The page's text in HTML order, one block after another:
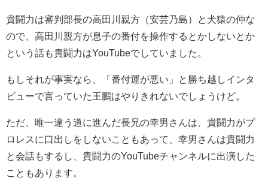
貴闘力は審判部長の高田川親方（安芸乃島）と犬猿の仲な
ので、高田川親方が息子の番付を操作するとかしないとか
という話も貴闘力はYouTubeでしていました。
もしそれが事実なら、「番付運が悪い」と勝ち越しインタ
ビューで言っていた王鵬はやりきれないでしょうけど。
ただ、唯一違う道に進んだ長兄の幸男さんは、貴闘力がプ
ロレスに口出しをしないこともあって、幸男さんは貴闘力
と会話もするし、貴闘力のYouTubeチャンネルに出演した
こともあります。